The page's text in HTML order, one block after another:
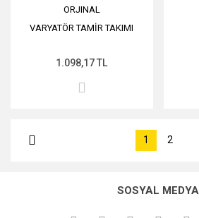
ORJINAL
VARYATÖR TAMİR TAKIMI
1.098,17 TL
1 2
SOSYAL MEDYA